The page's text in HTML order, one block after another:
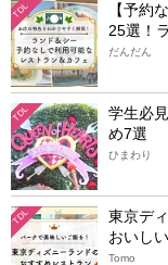
TDL
【予約
25選！
だんだん
TDL
学生必
め7選
ひまわり
TDL
東京デ
おいし
Tomo